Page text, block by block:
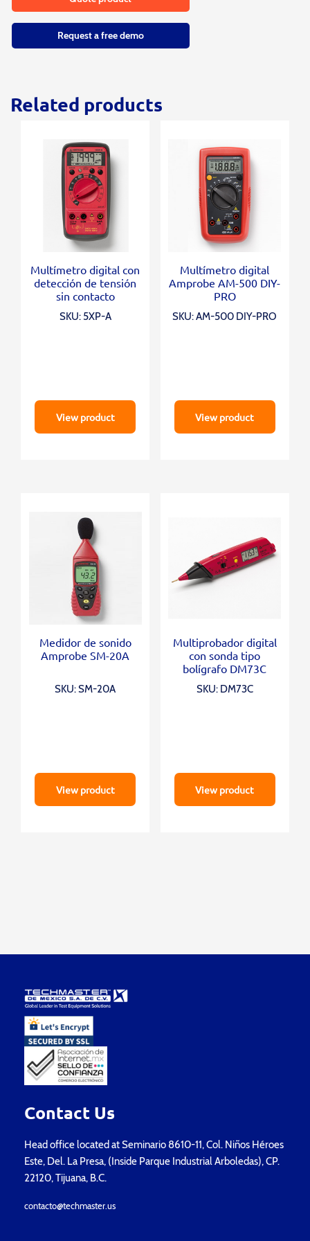
Request a free demo
Related products
Multímetro digital con
detección de tensión
sin contacto
SKU: 5XP-A
View product
Multímetro digital
Amprobe AM-500 DIY-
PRO
SKU: AM-500 DIY-PRO
View product
Medidor de sonido
Amprobe SM-20A
SKU: SM-20A
View product
Multiprobador digital
con sonda tipo
bolígrafo DM73C
SKU: DM73C
View product
Contact Us
Head office located at Seminario 8610-11, Col. Niños Héroes
Este, Del. La Presa, (Inside Parque Industrial Arboledas), CP.
22120, Tijuana, B.C.
contacto@techmaster.us